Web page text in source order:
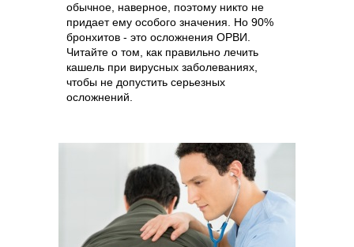
обычное, наверное, поэтому никто не
придает ему особого значения. Но 90%
бронхитов - это осложнения ОРВИ.
Читайте о том, как правильно лечить
кашель при вирусных заболеваниях,
чтобы не допустить серьезных
осложнений.